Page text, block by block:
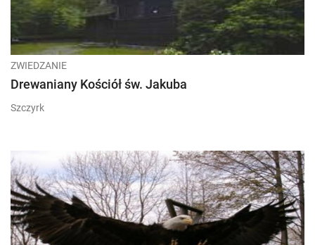
ZWIEDZANIE
Drewaniany Kościół św. Jakuba
Szczyrk